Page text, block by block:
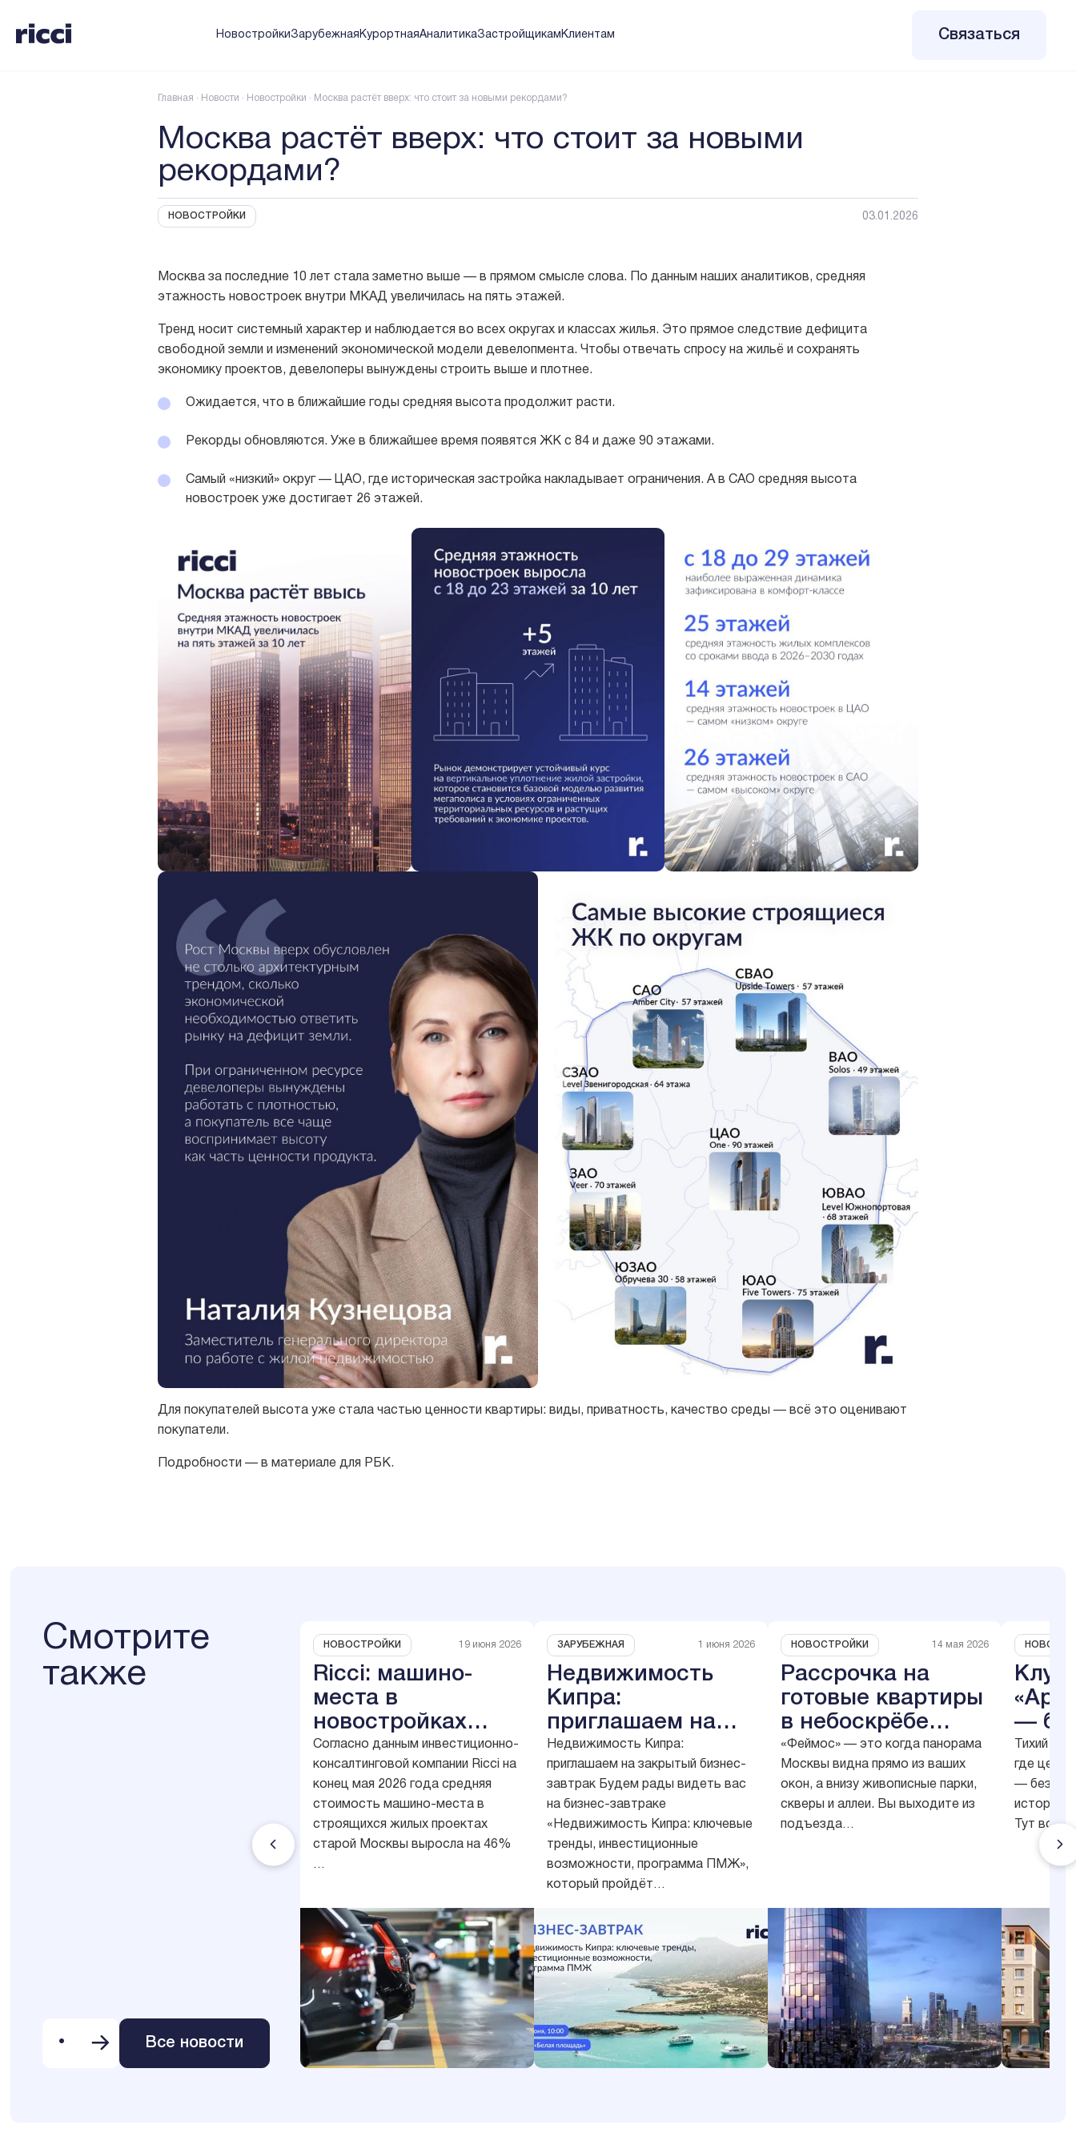
Новостройки Зарубежная КурортнаяАналитикаЗастройщикам Клиентам Связаться
Главная · Новости · Новостройки · Москва растёт вверх: что стоит за новыми рекордами?
Москва растёт вверх: что стоит за новыми
рекордами?
НОВОСТРОЙКИ 03.01.2026
Москва за последние 10 лет стала заметно выше — в прямом смысле слова. По данным наших аналитиков, средняя
этажность новостроек внутри МКАД увеличилась на пять этажей.
Тренд носит системный характер и наблюдается во всех округах и классах жилья. Это прямое следствие дефицита
свободной земли и изменений экономической модели девелопмента. Чтобы отвечать спросу на жильё и сохранять
экономику проектов, девелоперы вынуждены строить выше и плотнее.
Ожидается, что в ближайшие годы средняя высота продолжит расти.
Рекорды обновляются. Уже в ближайшее время появятся ЖК с 84 и даже 90 этажами.
Самый «низкий» округ — ЦАО, где историческая застройка накладывает ограничения. А в САО средняя высота
новостроек уже достигает 26 этажей.
Для покупателей высота уже стала частью ценности квартиры: виды, приватность, качество среды — всё это оценивают
покупатели.
Подробности — в материале для РБК.
Смотрите
также
• Все новости
НОВОСТРОЙКИ 19 июня 2026
Ricci: машино-
места в
новостройках
старой Москвы
подорожали на
46% за год
Согласно данным инвестиционно-
консалтинговой компании Ricci на
конец мая 2026 года средняя
стоимость машино-места в
строящихся жилых проектах
старой Москвы выросла на 46%
…
ЗАРУБЕЖНАЯ 1 июня 2026
Недвижимость
Кипра:
приглашаем на
закрытый бизнес-
завтрак
Недвижимость Кипра:
приглашаем на закрытый бизнес-
завтрак Будем рады видеть вас
на бизнес-завтраке
«Недвижимость Кипра: ключевые
тренды, инвестиционные
возможности, программа ПМЖ»,
который пройдёт…
НОВОСТРОЙКИ 14 мая 2026
Рассрочка на
готовые квартиры
в небоскрёбе
«Феймос»
«Феймос» — это когда панорама
Москвы видна прямо из ваших
окон, а внизу живописные парки,
скверы и аллеи. Вы выходите из
подъезда…
—
Тихий
где
— без
историей
Тут